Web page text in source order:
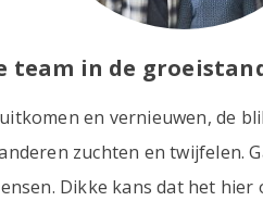
team in de
en vernieuwen, de
zuchten en twijfelen.
Dikke kans dat het